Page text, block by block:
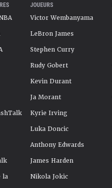
la
JOUEURS
Victor Wembanyama
LeBron James
Stephen Curry
Rudy Gobert
Kevin Durant
Ja Morant
Kyrie Irving
Luka Doncic
Anthony Edwards
James Harden
Nikola Jokic